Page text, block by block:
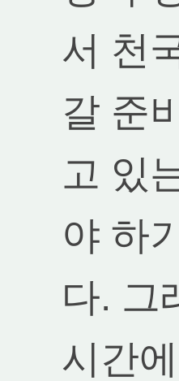
서 천
갈 준
고 있
야 하
다. 그
시간